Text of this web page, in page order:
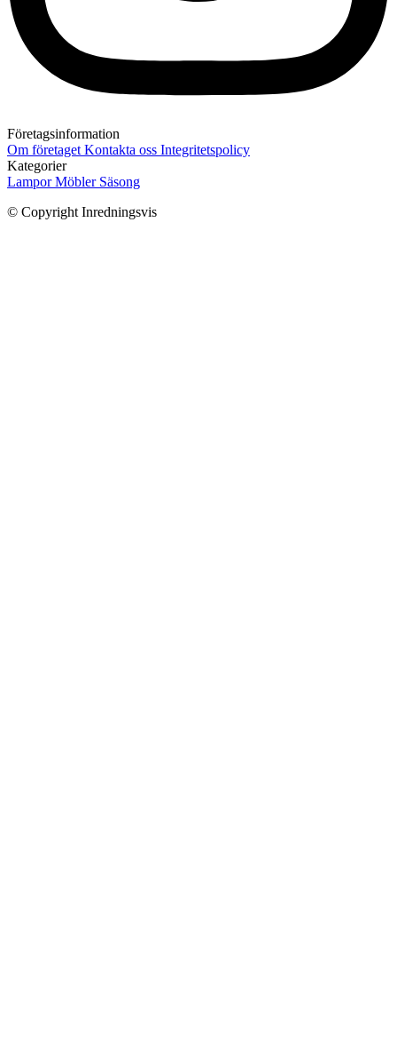
Företagsinformation
Om företaget Kontakta oss Integritetspolicy
Kategorier
LamporMöbler Säsong
© Copyright Inredningsvis